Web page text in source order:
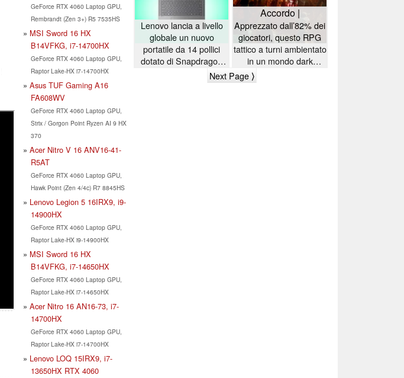
GeForce RTX 4060 Laptop GPU,
Rembrandt (Zen 3+) R5 7535HS
MSI Sword 16 HX
B14VFKG, i7-14700HX
GeForce RTX 4060 Laptop GPU,
Raptor Lake-HX i7-14700HX
Asus TUF Gaming A16
FA608WV
GeForce RTX 4060 Laptop GPU,
Strix / Gorgon Point Ryzen AI 9 HX
370
Acer Nitro V 16 ANV16-41-
R5AT
GeForce RTX 4060 Laptop GPU,
Hawk Point (Zen 4/4c) R7 8845HS
Lenovo Legion 5 16IRX9, i9-
14900HX
GeForce RTX 4060 Laptop GPU,
Raptor Lake-HX i9-14900HX
MSI Sword 16 HX
B14VFKG, i7-14650HX
GeForce RTX 4060 Laptop GPU,
Raptor Lake-HX i7-14650HX
Acer Nitro 16 AN16-73, i7-
14700HX
GeForce RTX 4060 Laptop GPU,
Raptor Lake-HX i7-14700HX
Lenovo LOQ 15IRX9, i7-
13650HX RTX 4060
Lenovo lancia a livello
globale un nuovo
portatile da 14 pollici
dotato di Snapdragon
X2 e con un'autonomia
della batteria superiore a
Accordo |
Apprezzato dall’82% dei
giocatori, questo RPG
tattico a turni ambientato
in un mondo dark
fantasy è scontato del
72% su Steam
Next Page ⟩